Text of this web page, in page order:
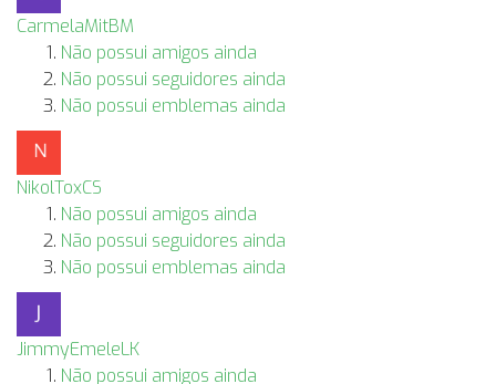
CarmelaMitBM
Não possui amigos ainda
Não possui seguidores ainda
Não possui emblemas ainda
NikolToxCS
Não possui amigos ainda
Não possui seguidores ainda
Não possui emblemas ainda
JimmyEmeleLK
Não possui amigos ainda